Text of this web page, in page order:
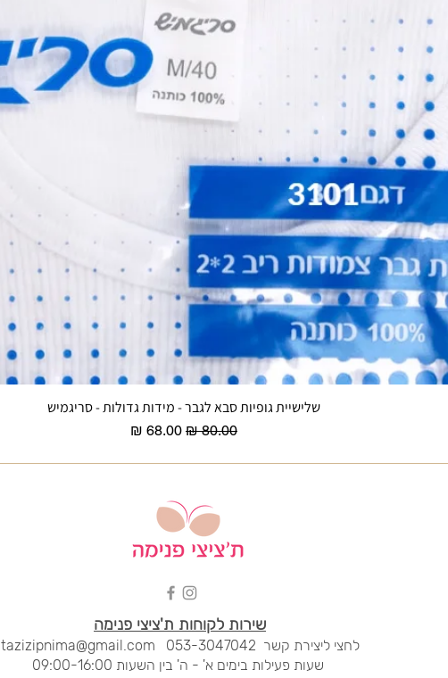
תצוגה מהירה
שלישיית גופיות סבא לגבר - מידות גדולות - סריגמיש
מחיר רגילמחיר מבצע
שירות לקוחות ת'ציצי פנימה
לחצי ליצירת קשר
tazizipnima@gmail.com
שעות פעילות בימים א' - ה' בין השעות 09:00-16:00